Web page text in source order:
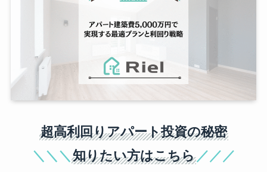
超高利回りアパート投資の秘密
＼＼＼ 知りたい方はこちら／／／